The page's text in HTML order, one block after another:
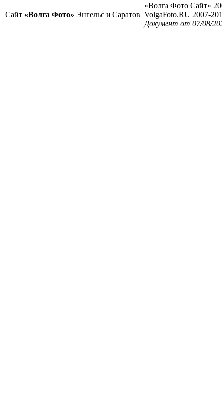
Сайт «Волга Фото» Энгельс и Саратов
«Волга Фото Сайт»
VolgaFoto.RU 2007-
Документ от 07/08/